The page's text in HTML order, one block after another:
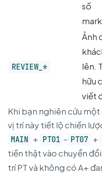
số
REVIEW_*
Ảnh
lên.
hữu
viết
Khi bạn nghiên cứu
vị trí này tiết lộ chiến
MAIN + PT01 – PT07 +
tiền thật vào chuyển
trí PT và không có A+